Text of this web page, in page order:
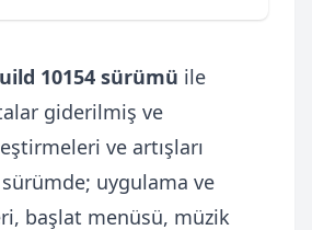
10154 sürümü ile
giderilmiş ve
ve artışları
uygulama ve
başlat menüsü, müzik